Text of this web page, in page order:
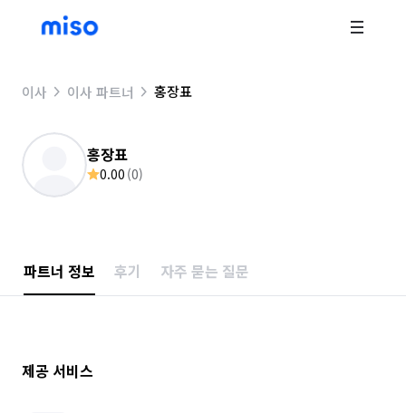
이사 이사 파트너 홍장표
홍장표
0.00 (0)
파트너 정보 후기 자주 묻는 질문
제공 서비스